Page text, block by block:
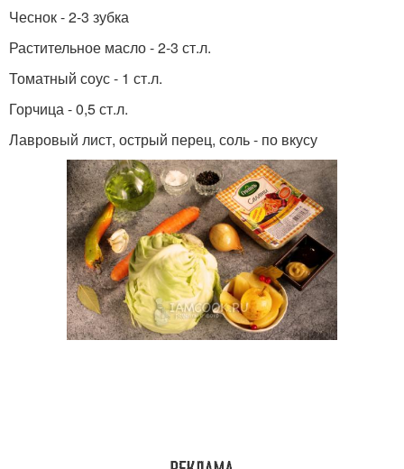
Чеснок - 2-3 зубка
Растительное масло - 2-3 ст.л.
Томатный соус - 1 ст.л.
Горчица - 0,5 ст.л.
Лавровый лист, острый перец, соль - по вкусу